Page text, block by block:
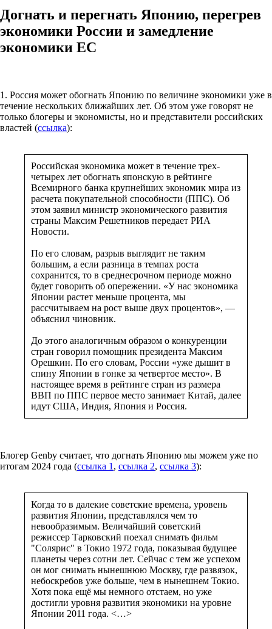
Догнать и перегнать Японию, перегрев
экономики России и замедление
экономики ЕС
1. Россия может обогнать Японию по величине экономики уже в
течение нескольких ближайших лет. Об этом уже говорят не
только блогеры и экономисты, но и представители российских
властей (ссылка):
Российская экономика может в течение трех-
четырех лет обогнать японскую в рейтинге
Всемирного банка крупнейших экономик мира из
расчета покупательной способности (ППС). Об
этом заявил министр экономического развития
страны Максим Решетников передает РИА
Новости.
По его словам, разрыв выглядит не таким
большим, а если разница в темпах роста
сохранится, то в среднесрочном периоде можно
будет говорить об опережении. «У нас экономика
Японии растет меньше процента, мы
рассчитываем на рост выше двух процентов», —
объяснил чиновник.
До этого аналогичным образом о конкуренции
стран говорил помощник президента Максим
Орешкин. По его словам, России «уже дышит в
спину Японии в гонке за четвертое место». В
настоящее время в рейтинге стран из размера
ВВП по ППС первое место занимает Китай, далее
идут США, Индия, Япония и Россия.
Блогер Genby считает, что догнать Японию мы можем уже по
итогам 2024 года (ссылка 1 , ссылка 2, ссылка 3):
Когда то в далекие советские времена, уровень
развития Японии, представлялся чем то
невообразимым. Величайший советский
режиссер Тарковский поехал снимать фильм
"Солярис" в Токио 1972 года, показывая будущее
планеты через сотни лет. Сейчас с тем же успехом
он мог снимать нынешнюю Москву, где развязок,
небоскребов уже больше, чем в нынешнем Токио.
Хотя пока ещё мы немного отстаем, но уже
достигли уровня развития экономики на уровне
Японии 2011 года. <…>